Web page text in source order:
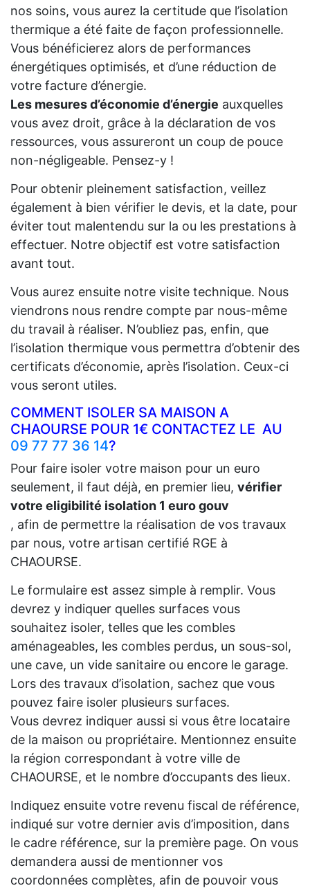
nos soins, vous aurez la certitude que l’isolation
thermique a été faite de façon professionnelle.
Vous bénéficierez alors de performances
énergétiques optimisés, et d’une réduction de
votre facture d’énergie.
Les mesures d’économie d’énergie auxquelles
vous avez droit, grâce à la déclaration de vos
ressources, vous assureront un coup de pouce
non-négligeable. Pensez-y !
Pour obtenir pleinement satisfaction, veillez
également à bien vérifier le devis, et la date, pour
éviter tout malentendu sur la ou les prestations à
effectuer. Notre objectif est votre satisfaction
avant tout.
Vous aurez ensuite notre visite technique. Nous
viendrons nous rendre compte par nous-même
du travail à réaliser. N’oubliez pas, enfin, que
l’isolation thermique vous permettra d’obtenir des
certificats d’économie, après l’isolation. Ceux-ci
vous seront utiles.
COMMENT ISOLER SA MAISON A
CHAOURSE POUR 1€ CONTACTEZ LE AU
09 77 77 36 14?
Pour faire isoler votre maison pour un euro
seulement, il faut déjà, en premier lieu, vérifier
votre eligibilité isolation 1 euro gouv
, afin de permettre la réalisation de vos travaux
par nous, votre artisan certifié RGE à
CHAOURSE.
Le formulaire est assez simple à remplir. Vous
devrez y indiquer quelles surfaces vous
souhaitez isoler, telles que les combles
aménageables, les combles perdus, un sous-sol,
une cave, un vide sanitaire ou encore le garage.
Lors des travaux d’isolation, sachez que vous
pouvez faire isoler plusieurs surfaces.
Vous devrez indiquer aussi si vous être locataire
de la maison ou propriétaire. Mentionnez ensuite
la région correspondant à votre ville de
CHAOURSE, et le nombre d’occupants des lieux.
Indiquez ensuite votre revenu fiscal de référence,
indiqué sur votre dernier avis d’imposition, dans
le cadre référence, sur la première page. On vous
demandera aussi de mentionner vos
coordonnées complètes, afin de pouvoir vous